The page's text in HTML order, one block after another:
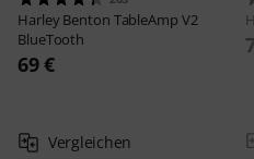
Harley Benton TableAmp V2
BlueTooth
69 €
Vergleichen